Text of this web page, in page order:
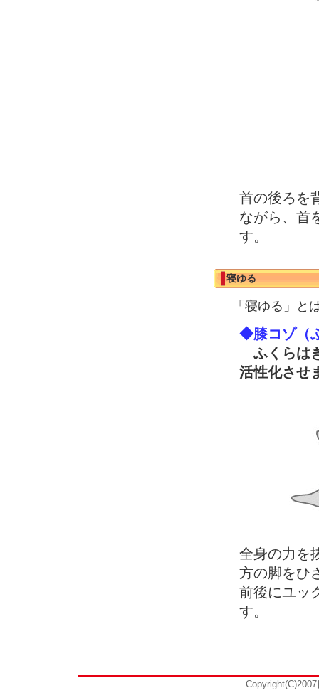
首の後ろを
ながら、首
す。
寝ゆる
「寝ゆる」と
◆膝コゾ（
ふくらは
活性化させ
全身の力を
方の脚をひ
前後にユッ
す。